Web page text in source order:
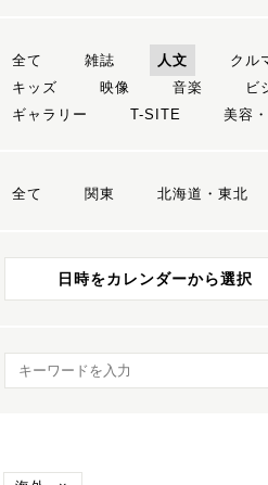
全て 雑誌 人文 クル
キッズ
映像 音楽 ビ
ギャラリー
T-SITE 美容
全て 関東 北海道・東北
日時をカレンダーから選択
キーワード検索